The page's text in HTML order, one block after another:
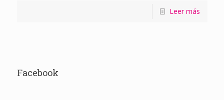
Leer más
Facebook